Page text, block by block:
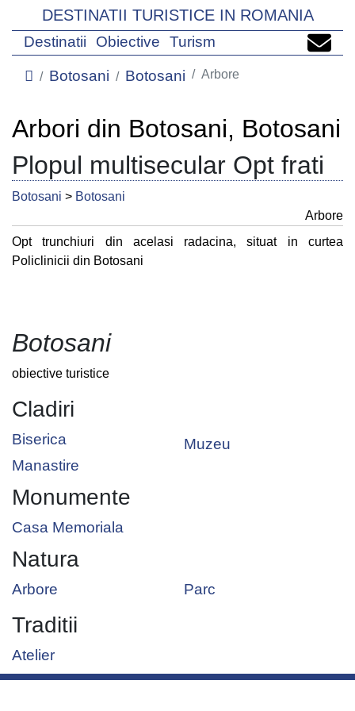
DESTINATII TURISTICE IN ROMANIA
Destinatii Obiective Turism
Botosani Botosani Arbore
Arbori din Botosani, Botosani
Plopul multisecular Opt frati
Botosani > Botosani
Arbore
Opt trunchiuri din acelasi radacina, situat in curtea
Policlinicii din Botosani
Botosani
obiective turistice
Cladiri
Biserica
Manastire
Muzeu
Monumente
Casa Memoriala
Natura
Arbore Parc
Traditii
Atelier